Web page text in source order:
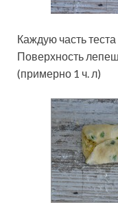
Каждую часть
Поверхность
(примерно 1 ч. л)